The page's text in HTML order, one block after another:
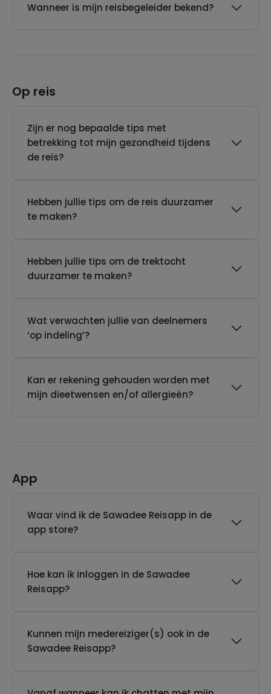
Wanneer is mijn reisbegeleider bekend?
Op reis
Zijn er nog bepaalde tips met
betrekking tot mijn gezondheid tijdens
de reis?
Hebben jullie tips om de reis duurzamer
te maken?
Hebben jullie tips om de trektocht
duurzamer te maken?
Wat verwachten jullie van deelnemers
‘op indeling’?
Kan er rekening gehouden worden met
mijn dieetwensen en/of allergieën?
App
Waar vind ik de Sawadee Reisapp in de
app store?
Hoe kan ik inloggen in de Sawadee
Reisapp?
Kunnen mijn medereiziger(s) ook in de
Sawadee Reisapp?